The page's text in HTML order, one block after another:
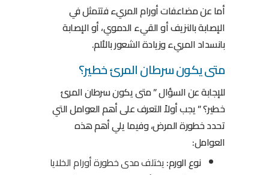
أما عن مضاعفات أورام المريء فتتمثل في
الإصابة بالنزيف أو القيء الدموي، أو الإصابة
بانسداد المريء وزيادة الشعور بالألم.
متى يكون سرطان المرئ خطير؟
للإجابة عن السؤال ” متى يكون سرطان المرئ
خطير؟ ” يجب أولاً التعرف على أهم العوامل التي
تحدد خطورة المرض، وفيما يلي أهم هذه
العوامل:
نوع الورم:يختلف مدى خطورة أورام الخلايا